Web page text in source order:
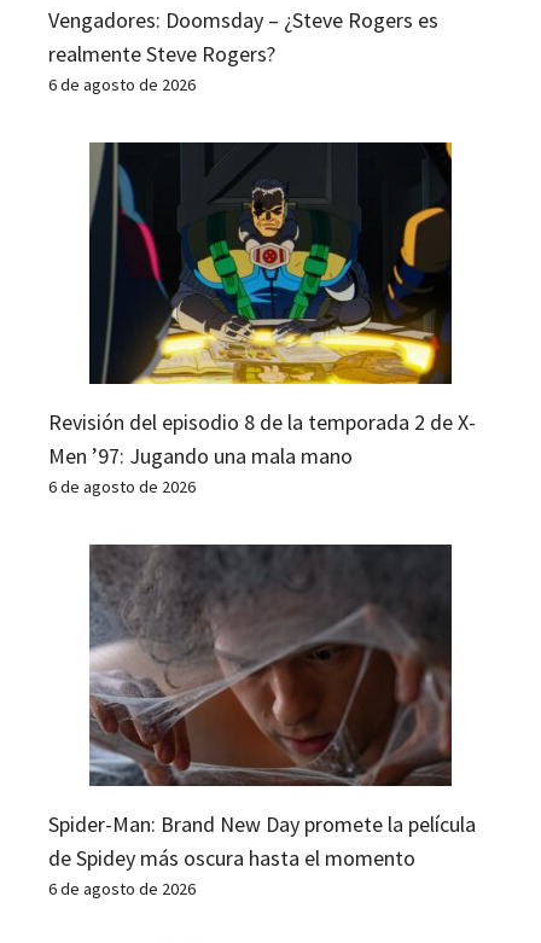
Vengadores: Doomsday – ¿Steve Rogers es
realmente Steve Rogers?
6 de agosto de 2026
Revisión del episodio 8 de la temporada 2 de X-
Men ’97: Jugando una mala mano
6 de agosto de 2026
Spider-Man: Brand New Day promete la película
de Spidey más oscura hasta el momento
6 de agosto de 2026